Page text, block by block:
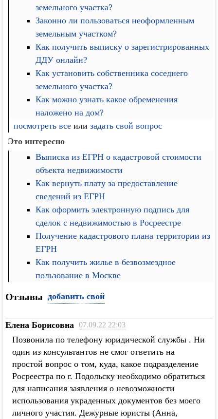
земельного участка?
Законно ли пользоваться неоформленным
земельным участком?
Как получить выписку о зарегистрированных
ДДУ онлайн?
Как установить собственника соседнего
земельного участка?
Как можно узнать какое обременения
наложено на дом?
посмотреть все илизадать свой вопрос
Это интересно
Выписка из ЕГРН о кадастровой стоимости
объекта недвижимости
Как вернуть плату за предоставление
сведений из ЕГРН
Как оформить электронную подпись для
сделок с недвижимостью в Росреестре
Получение кадастрового плана территории из
ЕГРН
Как получить жилье в безвозмездное
пользование в Москве
Отзывы добавить свой
Елена Борисовна 07.09.22 22:03
Позвонила по телефону юридической службы . Ни
один из консультантов не смог ответить на
простой вопрос о том, куда, какое подразделение
Росреестра по г. Подольску необходимо обратиться
для написания заявления о невозможности
использования украденных документов без моего
личного участия. Дежурные юристы (Анна,